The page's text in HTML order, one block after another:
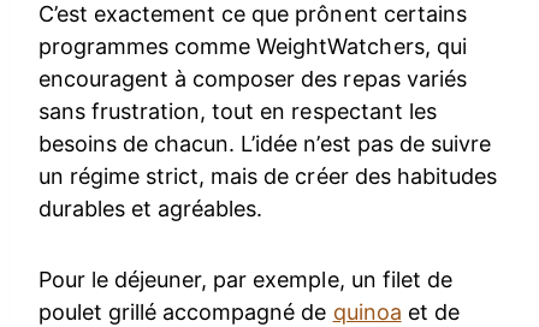
C’est exactement ce que prônent certains
programmes comme WeightWatchers, qui
encouragent à composer des repas variés
sans frustration, tout en respectant les
besoins de chacun. L’idée n’est pas de suivre
un régime strict, mais de créer des habitudes
durables et agréables.
Pour le déjeuner, par exemple, un filet de
poulet grillé accompagné de quinoa et de